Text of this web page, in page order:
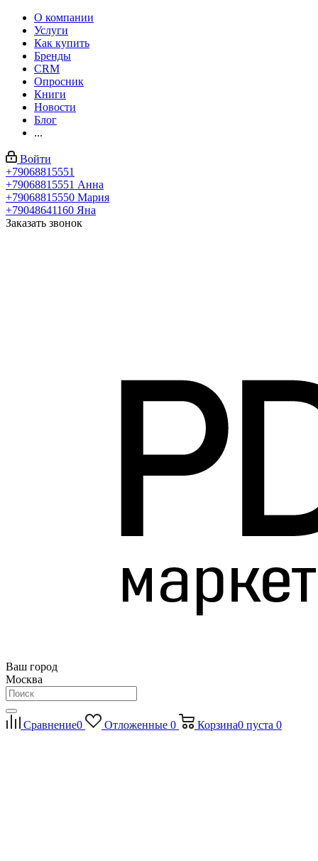
О компании
Услуги
Как купить
Бренды
CRM
Опросник
Книги
Новости
Блог
...
Войти
+79068815551
+79068815551 Анна
+79068815550 Мария
+79048641160 Яна
Заказать звонок
Ваш город
Москва
Сравнение0 Отложенные 0 Корзина0 пуста 0